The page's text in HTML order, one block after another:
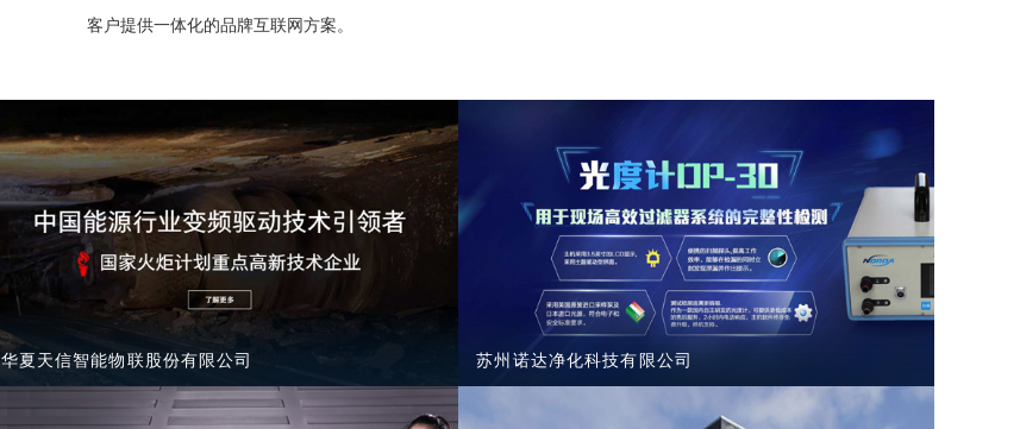
客户提供一体化的品牌互联网方案。
华夏天信智能物联股份有限公司 苏州诺达净化科技有限公司